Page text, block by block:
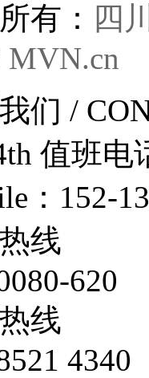
有： 四
MVN.cn
们 /
值班电
：152-
线
620
线
4340